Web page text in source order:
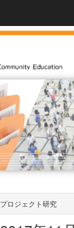
プロジェクト研究